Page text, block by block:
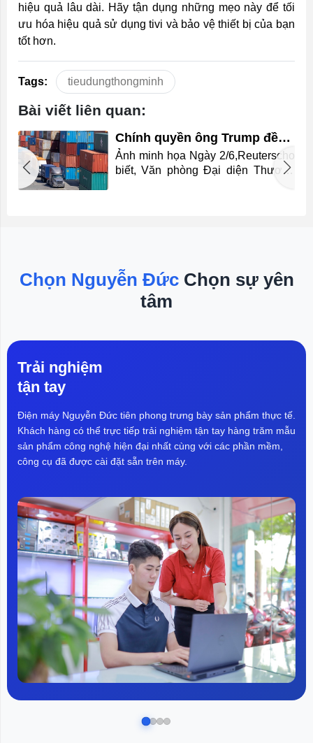
hiệu quả lâu dài. Hãy tận dụng những mẹo này để tối
ưu hóa hiệu quả sử dụng tivi và bảo vệ thiết bị của bạn
tốt hơn.
Tags: tieudungthongminh
Bài viết liên quan:
Chính quyền ông Trump đề
xuất áp thuế bổ sung với 60
nền kinh tế
Ảnh minh họa Ngày 2/6,Reuterscho
biết, Văn phòng Đại diện Thương
ngăn chặn lưu thông các sản phẩm
được sản xuất bằng lao động
cưỡng bức, gây bất lợi cho Mỹ
Chọn Nguyễn Đức Chọn sự yên
tâm
Trải nghiệm
tận tay
Điện máy Nguyễn Đức tiên phong trưng bày sản phẩm thực tế.
Khách hàng có thể trực tiếp trải nghiệm tận tay hàng trăm mẫu
sản phẩm công nghệ hiện đại nhất cùng với các phần mềm,
công cụ đã được cài đặt sẵn trên máy.